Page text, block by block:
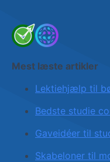
Mest læste artikler
Lektiehjælp til
Bedste studie
Gaveidéer til
Skabeloner til